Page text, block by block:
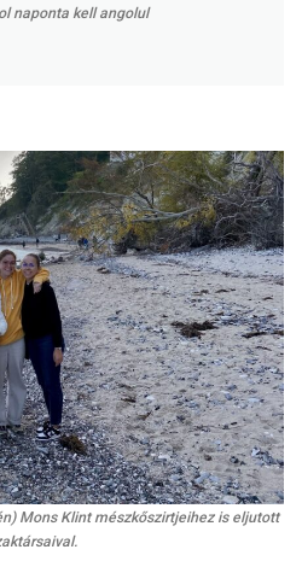
naponta kell angolul
Mons Klint mészkőszirtjeihez is eljutott